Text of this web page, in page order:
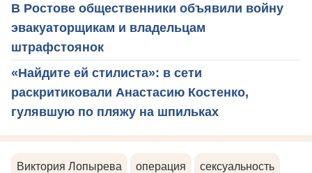
В Ростове общественники объявили войну
эвакуаторщикам и владельцам
штрафстоянок
«Найдите ей стилиста»: в сети
раскритиковали Анастасию Костенко,
гулявшую по пляжу на шпильках
Виктория Лопырева операция сексуальность